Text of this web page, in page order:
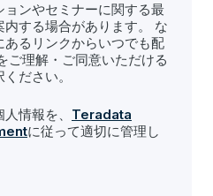
ンやセミナーに関する最
する場合があります。 な
るリンクからいつでも配
ご理解・ご同意いただける
ださい。
情報を、 Teradata
に従って適切に管理し